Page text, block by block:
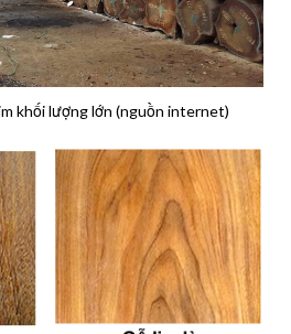
khối lượng lớn (nguồn internet)